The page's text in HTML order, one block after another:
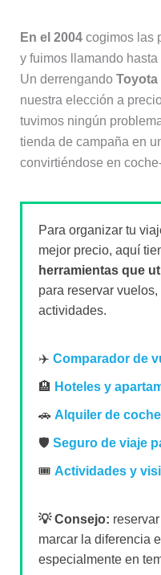
En el 2004cogimos las
y fuimos llamando
Un derrengando Toyota
nuestra elección a
tuvimos ningún
tienda de campaña en
convirtiéndose en
Para organizar tu
mejor precio, aquí
herramientas que
para reservar
actividades.
✈️ Comparador de
🏨 Hoteles y
🚗 Alquiler de
🛡️ Seguro de viaje
🎟️ Actividades y
💡 Consejo:
marcar la diferencia
especialmente en